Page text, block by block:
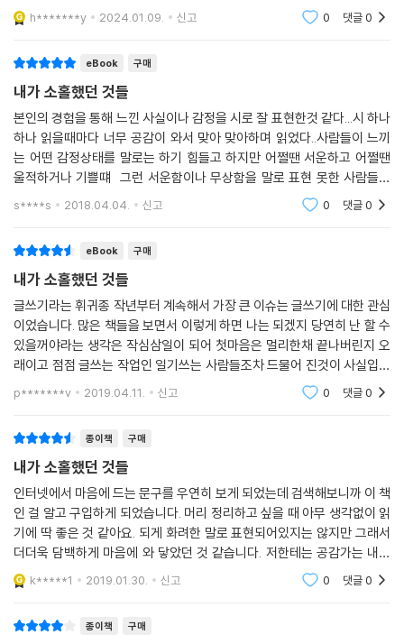
오는책같아요 위로도 주고요 2018년책이면 한참전에 나왔을텐데 이제라
도 알게되 기쁩니다
h*******y 2024.01.09. 신고 0 댓글0
eBook 구매
내가 소홀했던 것들
본인의 경험을 통해 느낀 사실이나 감정을 시로 잘 표현한것 같다...시 하나
하나 읽을때마다 너무 공감이 와서 맞아 맞아하며 읽었다..사람들이 느끼
는 어떤 감정상태를 말로는 하기 힘들고 하지만 어쩔땐 서운하고 어쩔땐
울적하거나 기쁠떄 그런 서운함이나 무상함을 말로 표현 못한 사람들의
감정을 쉽게 쉽게 잘 써서 책장이 잘 넘어갔다..다 알고 느끼지만 마음대로
s****s 2018.04.04. 신고 0 댓글0
eBook 구매
내가 소홀했던 것들
글쓰기라는 휘귀종 작년부터 계속해서 가장 큰 이슈는 글쓰기에 대한 관심
이었습니다. 많은 책들을 보면서 이렇게 하면 나는 되겠지 당연히 난 할 수
있을꺼야라는 생각은 작심삼일이 되어 첫마음은 멀리한채 끝나버린지 오
래이고 점점 글쓰는 작업인 일기쓰는 사람들조차 드물어 진것이 사실입니
다. 모든것이 전산으로 데이터화 되고 기술의 발전의 하루하루 달라지는
이 시점에서 자신
p*******v 2019.04.11. 신고 0 댓글0
종이책 구매
내가 소홀했던 것들
인터넷에서 마음에 드는 문구를 우연히 보게 되었는데 검색해보니까 이 책
인 걸 알고 구입하게 되었습니다. 머리 정리하고 싶을 때 아무 생각없이 읽
기에 딱 좋은 것 같아요. 되게 화려한 말로 표현되어있지는 않지만 그래서
더더욱 담백하게 마음에 와 닿았던 것 같습니다. 저한테는 공감가는 내용
들이 많았어요. 사소한 감정들을 잘 표현해 낸 책이라고 생각합니다. 그리
고 너무 앞만보
k*****1 2019.01.30. 신고 0 댓글0
종이책 구매